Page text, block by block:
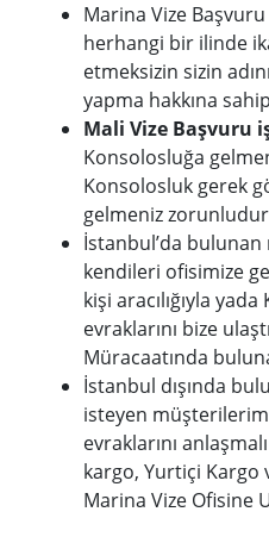
Marina Vize
herhangi bir ilinde
etmeksizin sizin
yapma hakkına
Mali Vize Başvuru
Konsolosluğa
Konsolosluk gerek
gelmeniz
İstanbul’da
kendileri ofisimize
kişi aracılığıyla
evraklarını bize
Müracaatında
İstanbul dışında
isteyen
evraklarını
kargo, Yurtiçi Kargo
Marina Vize Ofisine